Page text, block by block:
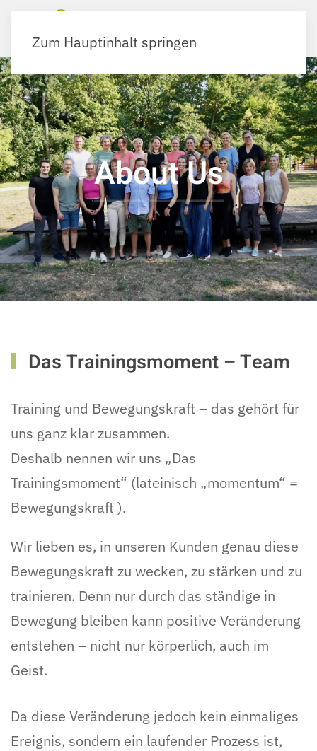
Zum Hauptinhalt springen
About Us
Das Trainingsmoment – Team
Training und Bewegungskraft – das gehört für
uns ganz klar zusammen.
Deshalb nennen wir uns „Das
Trainingsmoment“ (lateinisch „momentum“ =
Bewegungskraft ).
Wir lieben es, in unseren Kunden genau diese
Bewegungskraft zu wecken, zu stärken und zu
trainieren. Denn nur durch das ständige in
Bewegung bleiben kann positive Veränderung
entstehen – nicht nur körperlich, auch im
Geist.
Da diese Veränderung jedoch kein einmaliges
Ereignis, sondern ein laufender Prozess ist,